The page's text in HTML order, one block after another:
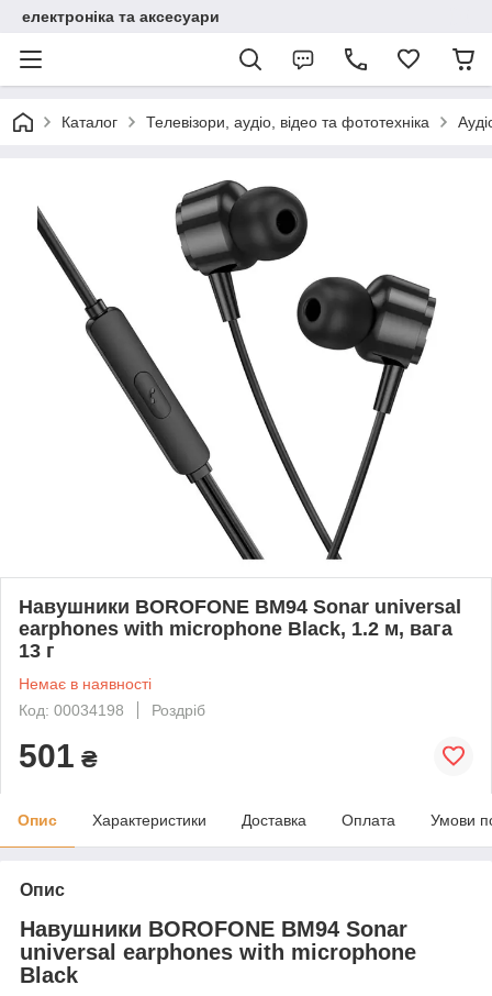
електроніка та аксесуари
Каталог Телевізори, аудіо, відео та фототехніка
Навушники BOROFONE BM94 Sonar universal
earphones with microphone Black, 1.2 м, вага
13 г
Немає в наявності
Код: 00034198
Роздріб
501 ₴
Опис Характеристики Доставка Оплата Умови
Опис
Навушники BOROFONE BM94 Sonar
universal earphones with microphone
Black